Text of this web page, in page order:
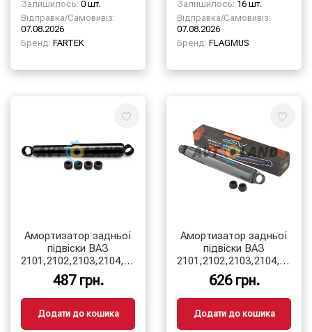
Залишилось: 0 шт.
Відправка/Самовивіз:
07.08.2026
Бренд: FARTEK
Залишилось: 16 шт.
Відправка/Самовивіз:
07.08.2026
Бренд: FLAGMUS
Амортизатор задньої
підвіски ВАЗ
2101,2102,2103,2104,2105,2106,2107
(масляний)
487 грн.
Додати до кошика
Амортизатор задньої
підвіски ВАЗ
газ/масло
626 грн.
Додати до кошика